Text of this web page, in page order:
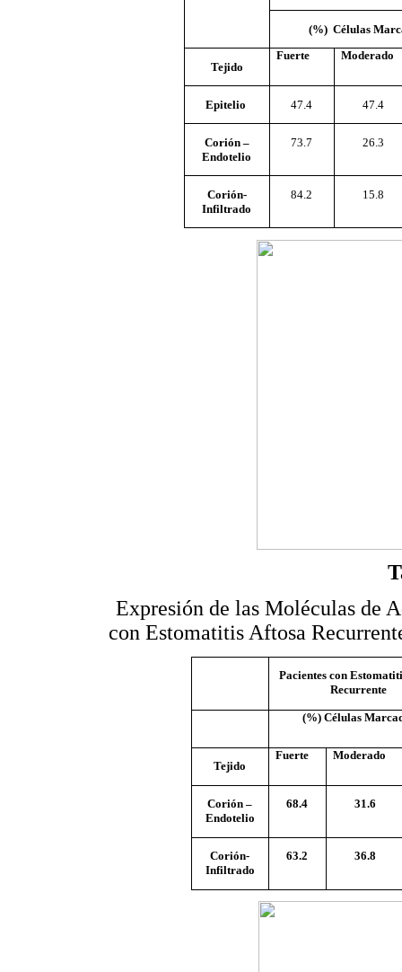
(%) Células
Tejido
Fuerte Moderado
Epitelio 47.4 47.4
Corión –
Endotelio
73.7 26.3
Corión-
Infiltrado
84.2 15.8
Expresión de las Moléculas de
con Estomatitis Aftosa
Pacientes con
Recurrente
(%) Células
Tejido
Fuerte Moderado
Corión –
Endotelio
68.4 31.6
Corión-
Infiltrado
63.2 36.8